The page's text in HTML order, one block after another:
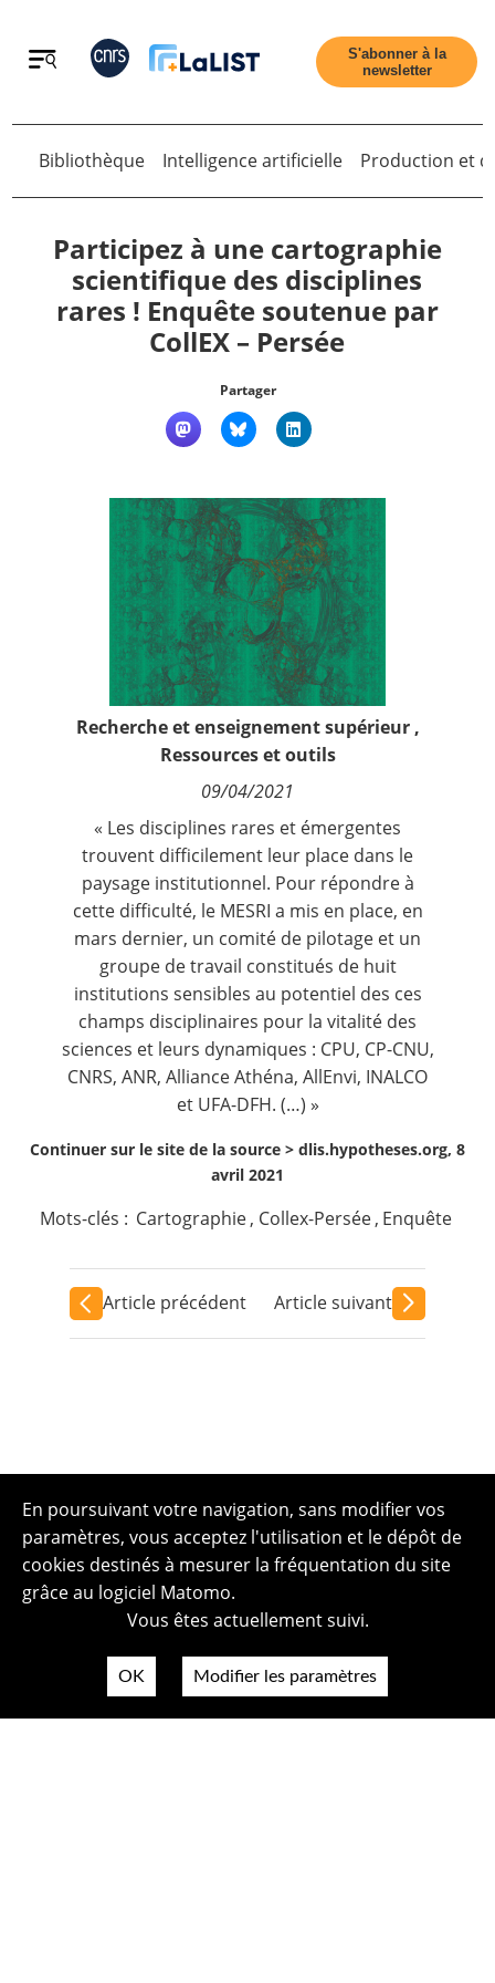
Retour
Accueil
Qui sommes nous ?
Nous suivre
S'abonner à la
newsletter
Retour
Bibliothèque Intelligence artificielle Production et
Participez à une cartographie
scientifique des disciplines
rares ! Enquête soutenue par
CollEX – Persée
Partager
Recherche et enseignement supérieur,
Ressources et outils
09/04/2021
« Les disciplines rares et émergentes
trouvent difficilement leur place dans le
paysage institutionnel. Pour répondre à
cette difficulté, le MESRI a mis en place, en
mars dernier, un comité de pilotage et un
groupe de travail constitués de huit
institutions sensibles au potentiel des ces
champs disciplinaires pour la vitalité des
sciences et leurs dynamiques : CPU, CP-CNU,
CNRS, ANR, Alliance Athéna, AllEnvi, INALCO
et UFA-DFH. (…) »
Continuer sur le site de la source > dlis.hypotheses.org, 8
avril 2021
Mots-clés : Cartographie, Collex-Persée , Enquête
Article précédent Article suivant
En poursuivant votre navigation, sans modifier vos
paramètres, vous acceptez l'utilisation et le dépôt de
cookies destinés à mesurer la fréquentation du site
grâce au logiciel Matomo.
Vous êtes actuellement suivi.
OK Modifier les paramètres